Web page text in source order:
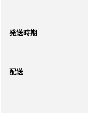
発送時期
配送